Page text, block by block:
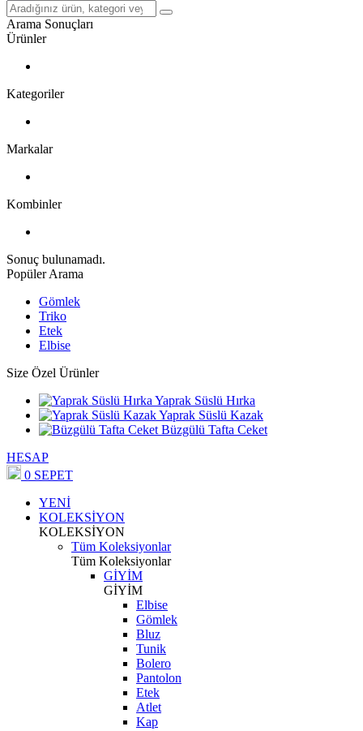
Arama Sonuçları
Ürünler
Kategoriler
Markalar
Kombinler
Sonuç bulunamadı.
Popüler Arama
Gömlek
Triko
Etek
Elbise
Size Özel Ürünler
Yaprak Süslü Hırka
Yaprak Süslü Kazak
Büzgülü Tafta Ceket
HESAP
0 SEPET
YENİ
KOLEKSİYON
KOLEKSİYON
Tüm Koleksiyonlar
Tüm Koleksiyonlar
GİYİM
GİYİM
Elbise
Gömlek
Bluz
Tunik
Bolero
Pantolon
Etek
Atlet
Kap